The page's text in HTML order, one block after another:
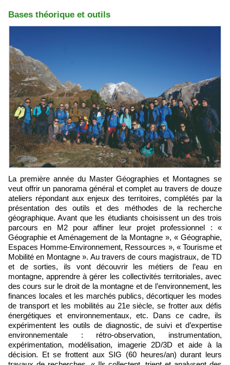
Bases théorique et outils
La première année du Master Géographies et Montagnes se
veut offrir un panorama général et complet au travers de douze
ateliers répondant aux enjeux des territoires, complétés par la
présentation des outils et des méthodes de la recherche
géographique. Avant que les étudiants choisissent un des trois
parcours en M2 pour affiner leur projet professionnel : «
Géographie et Aménagement de la Montagne », « Géographie,
Espaces Homme-Environnement, Ressources », « Tourisme et
Mobilité en Montagne ». Au travers de cours magistraux, de TD
et de sorties, ils vont découvrir les métiers de l’eau en
montagne, apprendre à gérer les collectivités territoriales, avec
des cours sur le droit de la montagne et de l’environnement, les
finances locales et les marchés publics, décortiquer les modes
de transport et les mobilités au 21e siècle, se frotter aux défis
énergétiques et environnementaux, etc. Dans ce cadre, ils
expérimentent les outils de diagnostic, de suivi et d’expertise
environnementale : rétro-observation, instrumentation,
expérimentation, modélisation, imagerie 2D/3D et aide à la
décision. Et se frottent aux SIG (60 heures/an) durant leurs